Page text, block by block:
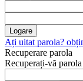
Ați uitat parola?
Recuperare parola
Recuperați-vă parola